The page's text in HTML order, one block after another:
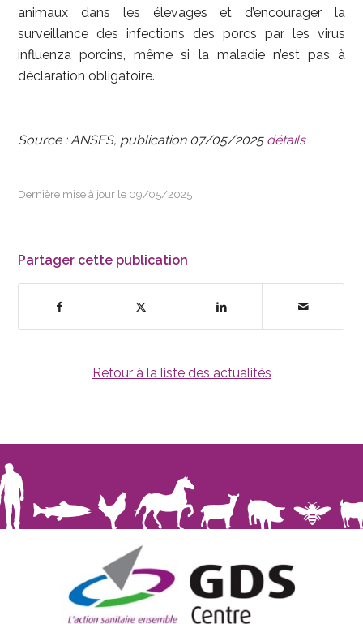
animaux dans les élevages et d’encourager la
surveillance des infections des porcs par les virus
influenza porcins, même si la maladie n’est pas à
déclaration obligatoire.
Source : ANSES, publication 07/05/2025 détails
Dernière mise à jour le 09/05/2025
Partager cette publication
Retour à la liste des actualités